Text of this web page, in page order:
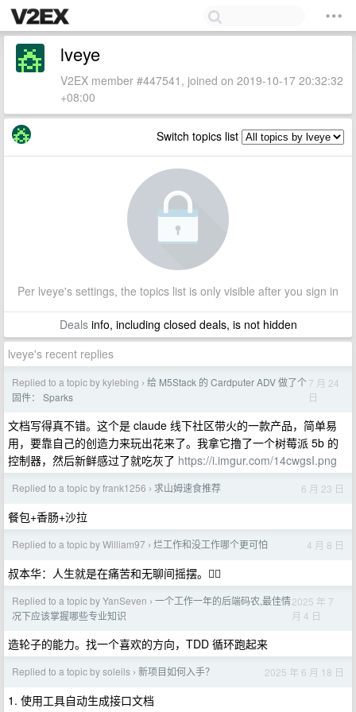
lveye
V2EX member #447541, joined on 2019-10-17 20:32:32
+08:00
Switch topics list
Per lveye's settings, the topics list is only visible after you sign in
Dealsinfo, including closed deals, is not hidden
lveye's recent replies
Replied to a topic by kylebing › 给 M5Stack 的 Cardputer ADV 做了个
固件： Sparks
7 月 24
日
文档写得真不错。这个是 claude 线下社区带火的一款产品，简单易
用，要靠自己的创造力来玩出花来了。我拿它撸了一个树莓派 5b 的
控制器，然后新鲜感过了就吃灰了 https://i.imgur.com/14cwgsI.png
Replied to a topic by frank1256 › 求山姆速食推荐 6 月 23 日
餐包+香肠+沙拉
Replied to a topic by William97 › 烂工作和没工作哪个更可怕 4 月 8 日
叔本华：人生就是在痛苦和无聊间摇摆。😮‍💨
Replied to a topic by YanSeven › 一个工作一年的后端码农,最佳情
况下应该掌握哪些专业知识
2025 年 7
月 4 日
造轮子的能力。找一个喜欢的方向，TDD 循环跑起来
Replied to a topic by soleils › 新项目如何入手？ 2025 年 6 月 18 日
1. 使用工具自动生成接口文档